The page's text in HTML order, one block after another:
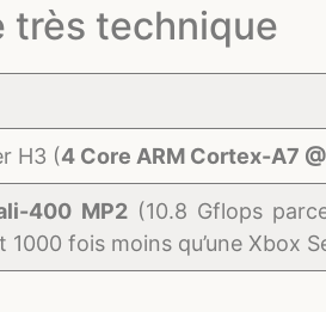
très technique
H3 (4 Core ARM Cortex-A7
400 MP2(10.8 Gflops
1000 fois moins qu’une Xbox